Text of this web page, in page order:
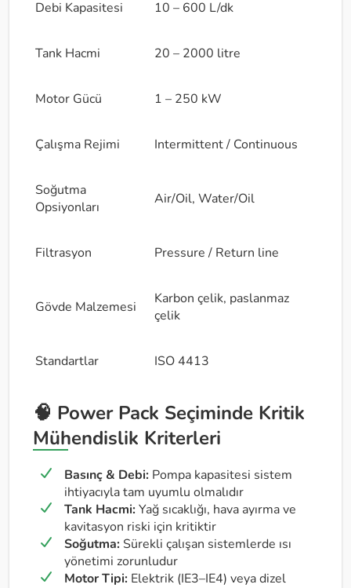
Debi Kapasitesi 10 – 600 L/dk
Tank Hacmi 20 – 2000 litre
Motor Gücü 1 – 250 kW
Çalışma Rejimi Intermittent / Continuous
Soğutma
Opsiyonları
Air/Oil, Water/Oil
Filtrasyon Pressure / Return line
Gövde Malzemesi
Karbon çelik, paslanmaz
çelik
Standartlar ISO 4413
🧠 Power Pack Seçiminde Kritik
Mühendislik Kriterleri
Basınç & Debi: Pompa kapasitesi sistem
ihtiyacıyla tam uyumlu olmalıdır
Tank Hacmi:Yağ sıcaklığı, hava ayırma ve
kavitasyon riski için kritiktir
Soğutma: Sürekli çalışan sistemlerde ısı
yönetimi zorunludur
Motor Tipi: Elektrik (IE3–IE4) veya dizel